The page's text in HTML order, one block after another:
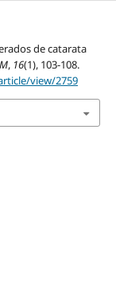
de catarata
, 16(1), 103-108.
view/2759